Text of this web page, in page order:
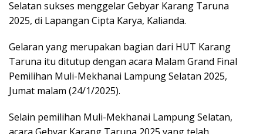
Selatan sukses menggelar Gebyar Karang Taruna
2025, di Lapangan Cipta Karya, Kalianda.
Gelaran yang merupakan bagian dari HUT Karang
Taruna itu ditutup dengan acara Malam Grand Final
Pemilihan Muli-Mekhanai Lampung Selatan 2025,
Jumat malam (24/1/2025).
Selain pemilihan Muli-Mekhanai Lampung Selatan,